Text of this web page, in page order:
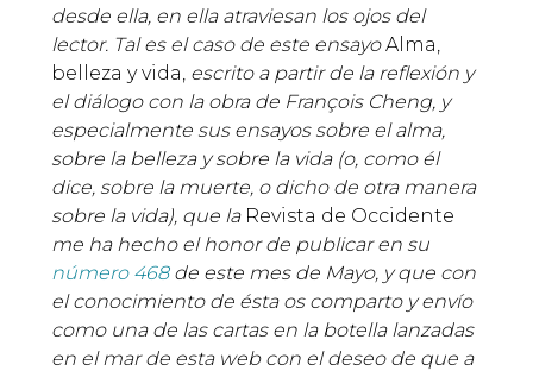
desde ella, en ella atraviesan los ojos del
lector. Tal es el caso de este ensayoAlma,
belleza y vida, escrito a partir de la reflexión y
el diálogo con la obra de François Cheng, y
especialmente sus ensayos sobre el alma,
sobre la belleza y sobre la vida (o, como él
dice, sobre la muerte, o dicho de otra manera
sobre la vida), que la Revista de Occidente
me ha hecho el honor de publicar en su
número 468de este mes de Mayo, y que con
el conocimiento de ésta os comparto y envío
como una de las cartas en la botella lanzadas
en el mar de esta web con el deseo de que a